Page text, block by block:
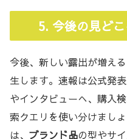
5. 今後の見ど
今後、新しい露出が増え
生します。速報は公式発
やインタビューへ、購入
索クエリを使い分けまし
は、 ブランド品の型やサ